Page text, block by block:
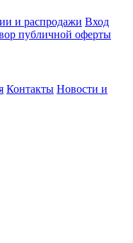
и распродажи Вход
публичной оферты
Контакты Новости и